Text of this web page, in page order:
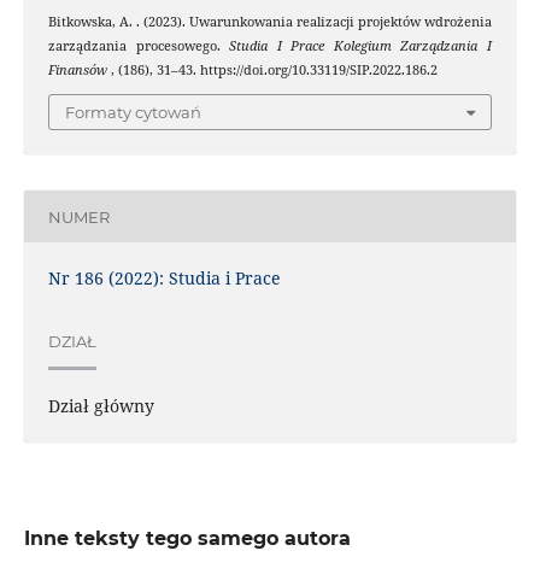
Bitkowska, A. . (2023). Uwarunkowania realizacji projektów wdrożenia
zarządzania procesowego.Studia I Prace Kolegium Zarządzania I
Finansów , (186), 31–43. https://doi.org/10.33119/SIP.2022.186.2
Formaty cytowań
NUMER
Nr 186 (2022): Studia i Prace
DZIAŁ
Dział główny
Inne teksty tego samego autora